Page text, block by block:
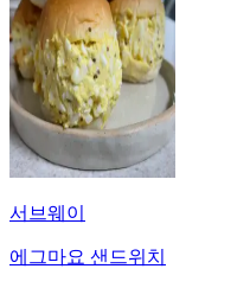
서브웨이
에그마요 샌드위치